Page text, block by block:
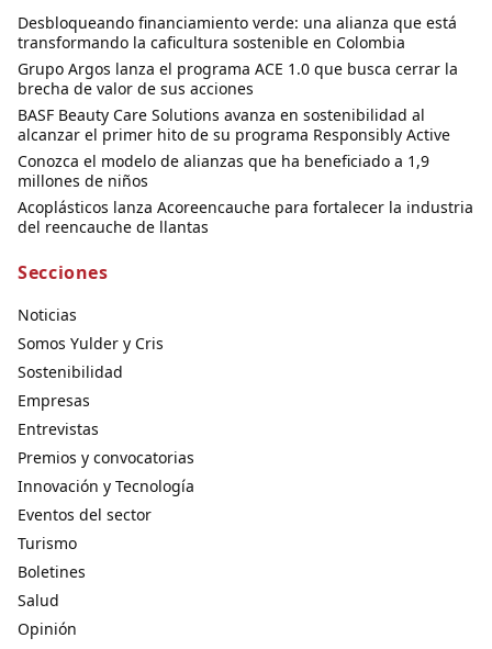
Desbloqueando financiamiento verde: una alianza que está
transformando la caficultura sostenible en Colombia
Grupo Argos lanza el programa ACE 1.0 que busca cerrar la
brecha de valor de sus acciones
BASF Beauty Care Solutions avanza en sostenibilidad al
alcanzar el primer hito de su programa Responsibly Active
Conozca el modelo de alianzas que ha beneficiado a 1,9
millones de niños
Acoplásticos lanza Acoreencauche para fortalecer la industria
del reencauche de llantas
Secciones
Noticias
Somos Yulder y Cris
Sostenibilidad
Empresas
Entrevistas
Premios y convocatorias
Innovación y Tecnología
Eventos del sector
Turismo
Boletines
Salud
Opinión